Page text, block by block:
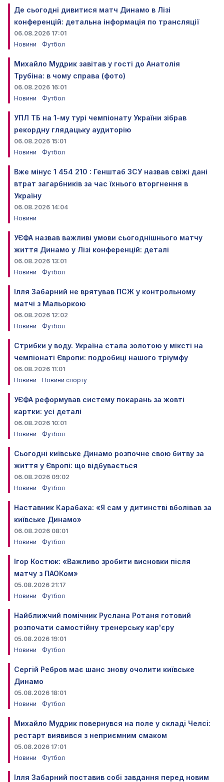
Де сьогодні дивитися матч Динамо в Лізі
конференцій: детальна інформація по трансляції
06.08.2026 17:01
Новини
Футбол
Михайло Мудрик завітав у гості до Анатолія
Трубіна: в чому справа (фото)
06.08.2026 16:01
Новини
Футбол
УПЛ ТБ на 1-му турі чемпіонату України зібрав
рекордну глядацьку аудиторію
06.08.2026 15:01
Новини
Футбол
Вже мінус 1 454 210 : Генштаб ЗСУ назвав свіжі дані
втрат загарбників за час їхнього вторгнення в
Україну
06.08.2026 14:04
Новини
УЄФА назвав важливі умови сьогоднішнього матчу
життя Динамо у Лізі конференцій: деталі
06.08.2026 13:01
Новини
Футбол
Ілля Забарний не врятував ПСЖ у контрольному
матчі з Мальоркою
06.08.2026 12:02
Новини
Футбол
Стрибки у воду. Україна стала золотою у міксті на
чемпіонаті Європи: подробиці нашого тріумфу
06.08.2026 11:01
Новини
Новини спорту
УЄФА реформував систему покарань за жовті
картки: усі деталі
06.08.2026 10:01
Новини
Футбол
Сьогодні київське Динамо розпочне свою битву за
життя у Європі: що відбувається
06.08.2026 09:02
Новини
Футбол
Наставник Карабаха: «Я сам у дитинстві вболівав за
київське Динамо»
06.08.2026 08:01
Новини
Футбол
Ігор Костюк: «Важливо зробити висновки після
матчу з ПАОКом»
05.08.2026 21:17
Новини
Футбол
Найближчий помічник Руслана Ротаня готовий
розпочати самостійну тренерську кар'єру
05.08.2026 19:01
Новини
Футбол
Сергій Ребров має шанс знову очолити київське
Динамо
05.08.2026 18:01
Новини
Футбол
Михайло Мудрик повернувся на поле у складі Челсі:
рестарт виявився з неприємним смаком
05.08.2026 17:01
Новини
Футбол
Ілля Забарний поставив собі завдання перед новим